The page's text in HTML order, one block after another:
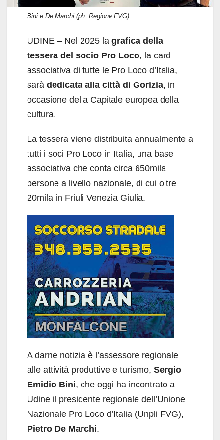
Bini e De Marchi (ph. Regione FVG)
UDINE – Nel 2025 la grafica della
tessera del socio Pro Loco, la card
associativa di tutte le Pro Loco d’Italia,
sarà dedicata alla città di Gorizia, in
occasione della Capitale europea della
cultura.
La tessera viene distribuita annualmente a
tutti i soci Pro Loco in Italia, una base
associativa che conta circa 650mila
persone a livello nazionale, di cui oltre
20mila in Friuli Venezia Giulia.
A darne notizia è l’assessore regionale
alle attività produttive e turismo, Sergio
Emidio Bini, che oggi ha incontrato a
Udine il presidente regionale dell’Unione
Nazionale Pro Loco d’Italia (Unpli FVG),
Pietro De Marchi.